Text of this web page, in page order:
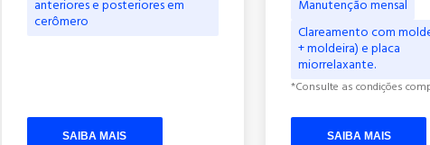
anteriores e posteriores em
cerômero
SAIBA MAIS
Manutenção mensal
Clareamento com
+ moldeira) e placa
miorrelaxante.
*Consulte as condições
SAIBA MAIS